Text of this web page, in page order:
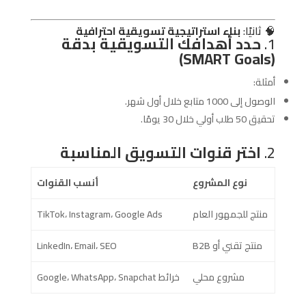
🧠 ثانيًا:بناء استراتيجية تسويقية احترافية 1. حدد أهدافك التسويقية بدقة
(SMART Goals)
أمثلة:
الوصول إلى 1000 متابع خلال أول شهر.
تحقيق 50 طلب أولي خلال 30 يومًا.
2. اختر قنوات التسويق المناسبة
نوع المشروع
أنسب القنوات
منتج للجمهور العام
TikTok، Instagram، Google Ads
منتج تقني أو B2B
LinkedIn، Email، SEO
مشروع محلي
خرائط Google، WhatsApp، Snapchat